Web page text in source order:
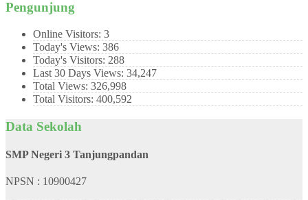
Pengunjung
Online Visitors: 3
Today's Views: 386
Today's Visitors: 288
Last 30 Days Views: 34,247
Total Views: 326,998
Total Visitors: 400,592
Data Sekolah
SMP Negeri 3 Tanjungpandan
NPSN : 10900427